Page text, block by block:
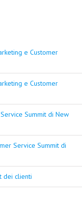
e Customer
e Customer
Summit di New
Service Summit di
dei clienti